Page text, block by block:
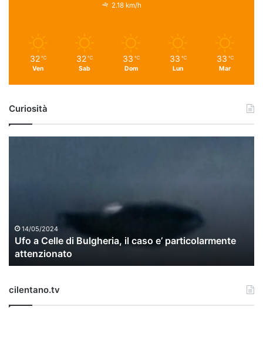
2.18 km/h
32 ℃
Ven
32 ℃
Sab
33 ℃
Dom
33 ℃
Lun
33 ℃
Mar
Curiosità
i
u
l
14/05/2024
Ufo a Celle di Bulgheria, il caso e’ particolarmente
attenzionato
cilentano.tv